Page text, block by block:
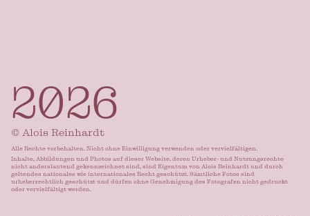
2026
© Alois Reinhardt
Alle Rechte vorbehalten. Nicht ohne Einwilligung verwenden oder vervielfältigen.
Inhalte, Abbildungen und Photos auf dieser Website, deren Urheber- und Nutzungsrechte
nicht anderslautend gekennzeichnet sind, sind Eigentum von Alois Reinhardt und durch
geltendes nationales wie internationales Recht geschützt. Sämtliche Fotos sind
urheberrechtlich geschützt und dürfen ohne Genehmigung des Fotografen nicht gedruckt
oder vervielfältigt werden.